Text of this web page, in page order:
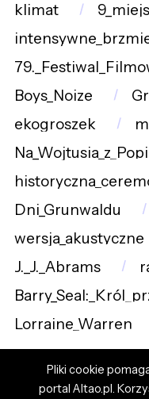
klimat
Boys_Noize
ekogroszek
Dni_Grunwaldu
wersja_akustyczne
J._J._Abrams
Lorraine_Warren
Pliki cookie
portal Altao.pl.